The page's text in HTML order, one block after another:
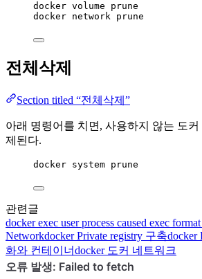
docker volume prune
docker network prune
전체삭제
Section titled “전체삭제”
아래 명령어를 치면, 사용하지 않는 도
제된다.
docker system prune
관련글
dockerexec user process caused exec
NetworkdockerPrivate registry 구축docker
화와 컨테이너docker 도커 네트워크